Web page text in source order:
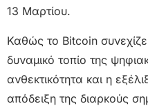
13 Μαρτίου.
Καθώς το Bitcoin
δυναμικό τοπίο της
ανθεκτικότητα και η
απόδειξη της διαρκούς